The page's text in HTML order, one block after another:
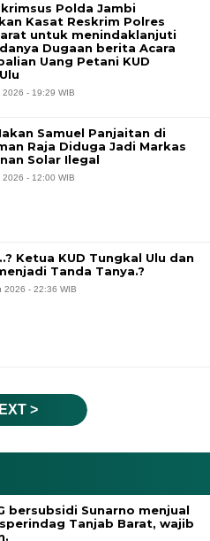
bersubsidi Sunarno menjual
Tanjab Barat, wajib
Polda Jambi
Kasat Reskrim Polres
untuk menindaklanjuti
Dugaan berita Acara
Uang Petani KUD
- 19:29 WIB
Samuel Panjaitan di
Raja Diduga Jadi Markas
Solar Ilegal
- 12:00 WIB
Ketua KUD Tungkal Ulu dan
Tanda Tanya.?
2026 - 22:36 WIB
>